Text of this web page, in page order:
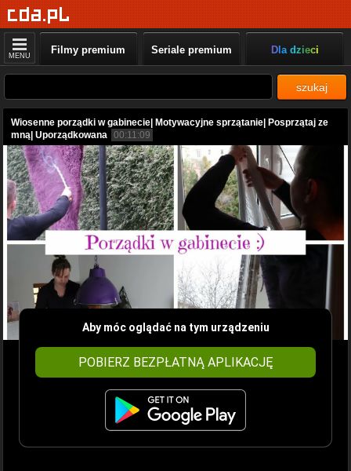
MENU Filmy premium Seriale premium Dla dzieci
szukaj
Wiosenne porządki w gabinecie| Motywacyjne sprzątanie| Posprzątaj ze
mną| Uporządkowana 00:11:09
Aby móc oglądać na tym urządzeniu
POBIERZ BEZPŁATNĄ APLIKACJĘ